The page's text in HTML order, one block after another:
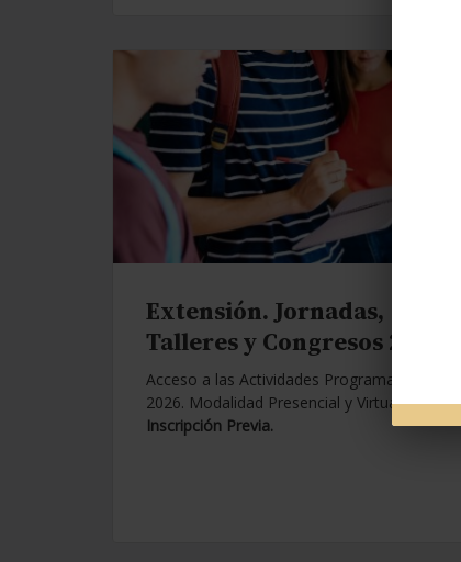
Extensión. Jornadas,
Talleres y Congresos 2026.
Acceso a las Actividades Programadas para
2026. Modalidad Presencial y Virtual.Con
Inscripción Previa.